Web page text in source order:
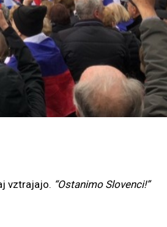
vztrajajo. “Ostanimo Slovenci!”